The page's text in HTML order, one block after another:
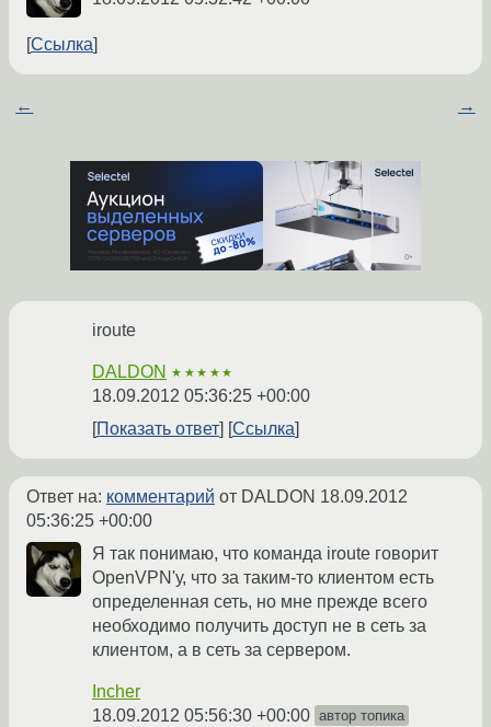
Ссылка
← →
iroute
DALDON ★★★★★
18.09.2012 05:36:25 +00:00
Показать ответ
Ссылка
Ответ на: комментарий от DALDON 18.09.2012
05:36:25 +00:00
Я так понимаю, что команда iroute говорит
OpenVPN'у, что за таким-то клиентом есть
определенная сеть, но мне прежде всего
необходимо получить доступ не в сеть за
клиентом, а в сеть за сервером.
Incher
18.09.2012 05:56:30 +00:00 автор топика